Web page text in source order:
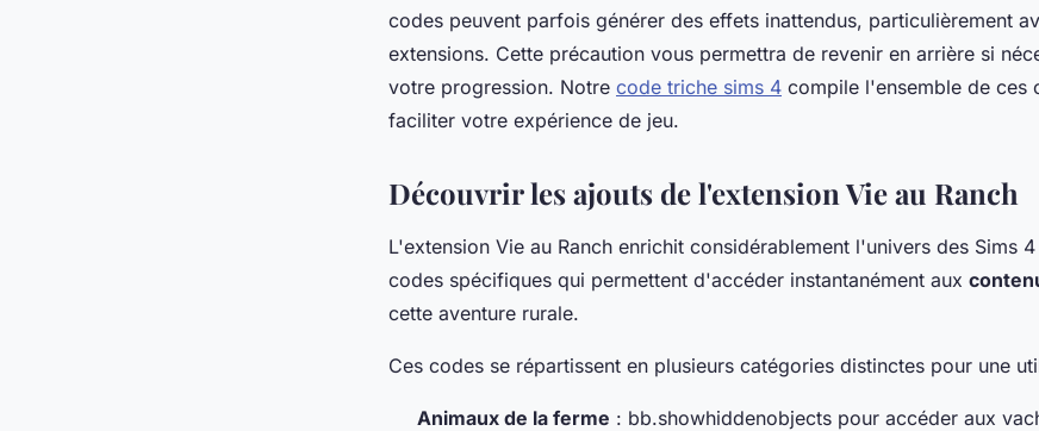
codes peuvent parfois générer des effets inattendus, particulièrement
extensions. Cette précaution vous permettra de revenir en arrière si
votre progression. Notre code triche sims 4 compile l'ensemble de ces
faciliter votre expérience de jeu.
Découvrir les ajouts de l'extension Vie au Ranch
L'extension Vie au Ranch enrichit considérablement l'univers des Sims
codes spécifiques qui permettent d'accéder instantanément aux
cette aventure rurale.
Ces codes se répartissent en plusieurs catégories distinctes pour une
Animaux de la ferme : bb.showhiddenobjects pour accéder aux